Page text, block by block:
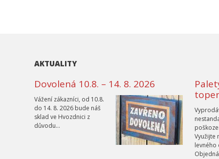
AKTUALITY
Dovolená 10.8. – 14. 8. 2026
Vážení zákazníci, od 10.8.
do 14. 8. 2026 bude náš
sklad ve Hvozdnici z
důvodu…
Využijte
levného